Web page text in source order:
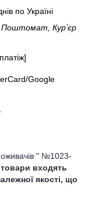
по Україні
Поштомат, Курʼєр
Google
" №1023-
входять
якості, що